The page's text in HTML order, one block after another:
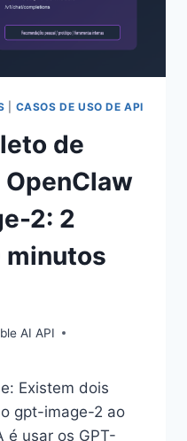
CASOS DE USO DE API
de
2: 2
minutos
AI API
Existem dois
gpt-image-2 ao
é usar os GPT-